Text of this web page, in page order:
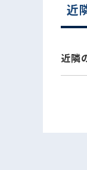
近
近隣